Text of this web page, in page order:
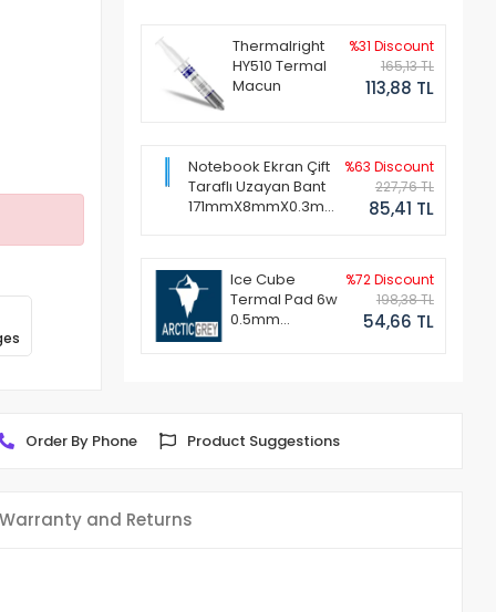
Thermalright
HY510 Termal
Macun
%31 Discount
165,13 TL
113,88 TL
Notebook Ekran Çift
Taraflı Uzayan Bant
171mmX8mmX0.3mm
%63 Discount
227,76 TL
85,41 TL
Ice Cube
Termal Pad 6w
0.5mm
%72 Discount
198,38 TL
54,66 TL
Order By Phone Product Suggestions
Warranty and Returns